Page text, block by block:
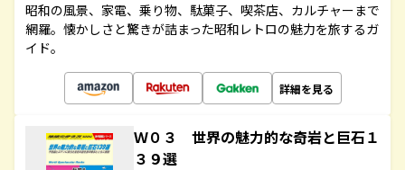
昭和の風景、家電、乗り物、駄菓子、喫茶店、カルチャーまで
網羅。懐かしさと驚きが詰まった昭和レトロの魅力を旅するガ
イド。
詳細を見る
Ｗ０３ 世界の魅力的な奇岩と巨石１
３９選